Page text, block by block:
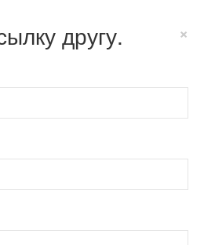
другу. ×